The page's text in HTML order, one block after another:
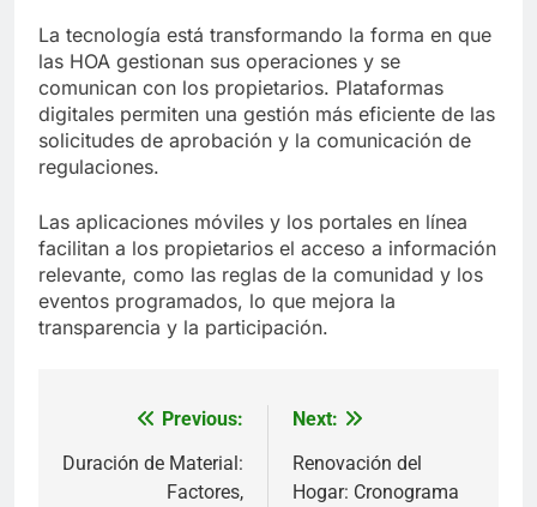
La tecnología está transformando la forma en que
las HOA gestionan sus operaciones y se
comunican con los propietarios. Plataformas
digitales permiten una gestión más eficiente de las
solicitudes de aprobación y la comunicación de
regulaciones.
Las aplicaciones móviles y los portales en línea
facilitan a los propietarios el acceso a información
relevante, como las reglas de la comunidad y los
eventos programados, lo que mejora la
transparencia y la participación.
navigation
Previous:
Duración de Material:
Factores,
Next:
Renovación del
Hogar: Cronograma